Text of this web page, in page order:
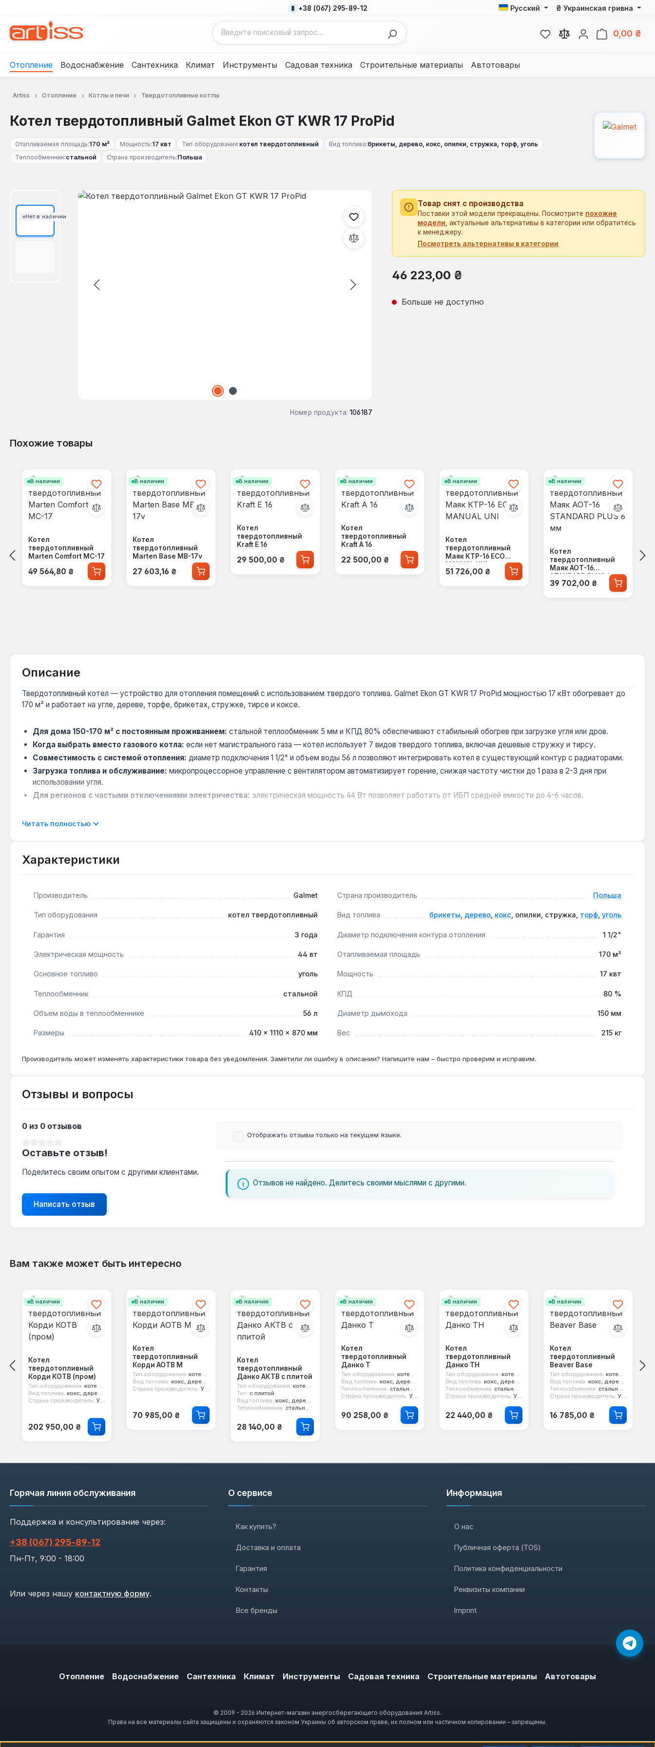
+38 (067) 295-89-12 Русский ₴ Украинская гривна
У вас есть товары из
0,00 ₴
Отопление Водоснабжение Сантехника Климат Инструменты Садовая техника Строительные материалы Автотовары
Artiss Отопление Котлы и печи Твердотопливные котлы
Котел твердотопливный Galmet Ekon GT KWR 17 ProPid
Отапливаемая площадь:170 м² Мощность:17 квт Тип оборудования:котел твердотопливный Вид топлива:брикеты, дерево, кокс, опилки, стружка, торф, уголь
Теплообменник:стальной Страна производитель:Польша
Нет в наличии
Пропустить галерею изображений
Номер продукта: 106187
Товар снят с производства
Поставки этой модели прекращены. Посмотрите похожие
модели , актуальные альтернативы в категории или обратитесь
к менеджеру.
Посмотреть альтернативы в категории
Обычная цена:
46 223,00 ₴
Больше не доступно
Похожие товары
В наличии
Котел
твердотопливный
Marten Comfort MC-17
Обычная цена:
49 564,80 ₴
В наличии
Котел
твердотопливный
Marten Base MB-17v
Обычная цена:
27 603,16 ₴
В наличии
Котел
твердотопливный
Kraft E 16
Обычная цена:
29 500,00 ₴
В наличии
Котел
твердотопливный
Kraft А 16
Обычная цена:
22 500,00 ₴
В наличии
Котел
твердотопливный
Маяк КТР-16 ECO
MANUAL UNI
Обычная цена:
51 726,00 ₴
В наличии
Котел
твердотопливный
Маяк АОТ-16
STANDARD PLUS 6 мм
Обычная цена:
39 702,00 ₴
Описание
Твердотопливный котел — устройство для отопления помещений с использованием твердого топлива. Galmet Ekon GT KWR 17 ProPid мощностью 17 кВт обогревает до
170 м² и работает на угле, дереве, торфе, брикетах, стружке, тирсе и коксе.
Для дома 150-170 м² с постоянным проживанием: стальной теплообменник 5 мм и КПД 80% обеспечивают стабильный обогрев при загрузке угля или дров.
Когда выбрать вместо газового котла: если нет магистрального газа — котел использует 7 видов твердого топлива, включая дешевые стружку и тирсу.
Совместимость с системой отопления: диаметр подключения 1 1/2" и объем воды 56 л позволяют интегрировать котел в существующий контур с радиаторами.
Загрузка топлива и обслуживание: микропроцессорное управление с вентилятором автоматизирует горение, снижая частоту чистки до 1 раза в 2-3 дня при
использовании угля.
Для регионов с частыми отключениями электричества: электрическая мощность 44 Вт позволяет работать от ИБП средней емкости до 4-6 часов.
Котел подходит для отопления частных домов, мастерских и небольших коммерческих объектов площадью до 170 м². Производство — Польша. Гарантия 3 года,
Подходит ли для отопления дома 200 м²?
Как часто нужно загружать уголь?
Можно ли использовать только дрова?
Да — котел работает на дереве, но КПД будет ниже (около 70-75%), чем на угле, из-за разной теплотворности.
Читать полностью
Характеристики
Производитель Galmet Страна производитель Польша
Тип оборудования котел твердотопливный Вид топлива брикеты дерево кокс , опилки, стружка, торф уголь
Гарантия 3 года Диаметр подключения контура отопления 1 1/2"
Электрическая мощность 44 вт Отапливаемая площадь 170 м²
Основное топливо уголь Мощность 17 квт
Теплообменник стальной КПД 80 %
Объем воды в теплообменнике 56 л Диаметр дымохода 150 мм
Размеры 410 × 1110 × 870 мм Вес 215 кг
Производитель может изменять характеристики товара без уведомления. Заметили ли ошибку в описании? Напишите нам – быстро проверим и исправим.
Отзывы и вопросы
0 из 0 отзывов
Оставьте отзыв!
Поделитесь своим опытом с другими клиентами.
Написать отзыв
Отображать отзывы только на текущем языке.
Отзывов не найдено. Делитесь своими мыслями с другими.
Вам также может быть интересно
В наличии
Котел
твердотопливный
Корди КОТВ (пром)
Тип оборудования: котел твердотопливный
Вид топлива: кокс, дерево, уголь
Страна производитель: Украина
Обычная цена:
202 950,00 ₴
В наличии
Котел
твердотопливный
Корди АОТВ М
Тип оборудования: котел твердотопливный
Вид топлива: кокс, дерево, уголь
Страна производитель: Украина
Обычная цена:
70 985,00 ₴
В наличии
Котел
твердотопливный
Данко АКТВ с плитой
Тип оборудования: котел твердотопливный
Тип: с плитой
Вид топлива: кокс, дерево, уголь
Теплообменник: стальной 4 мм
Обычная цена:
28 140,00 ₴
В наличии
Котел
твердотопливный
Данко Т
Тип оборудования: котел твердотопливный
Вид топлива: кокс, дерево, уголь
Теплообменник: стальной 4 мм
Страна производитель: Украина
Обычная цена:
90 258,00 ₴
В наличии
Котел
твердотопливный
Данко ТН
Тип оборудования: котел твердотопливный
Вид топлива: кокс, дерево, уголь
Теплообменник: стальной 4 мм
Страна производитель: Украина
Обычная цена:
22 440,00 ₴
В наличии
Котел
твердотопливный
Beaver Base
Тип оборудования: котел твердотопливный
Вид топлива: кокс, дерево, уголь
Теплообменник: стальной 3 мм
Страна производитель: Украина
Обычная цена:
16 785,00 ₴
Горячая линия обслуживания
Поддержка и консультирование через:
+38 (067) 295‑89‑12
Пн-Пт, 9:00 - 18:00
Или через нашу контактную форму.
О сервисе
Как купить?
Доставка и оплата
Гарантия
Контакты
Все бренды
Информация
О нас
Публичная оферта (TOS)
Политика конфиденциальности
Реквизиты компании
Imprint
Отопление Водоснабжение Сантехника Климат Инструменты Садовая техника Строительные материалы Автотовары
© 2009 - 2026 Интернет-магазин энергосберегающего оборудования Artiss.
Права на все материалы сайта защищены и охраняются законом Украины об авторском праве, их полном или частичном копировании – запрещены.